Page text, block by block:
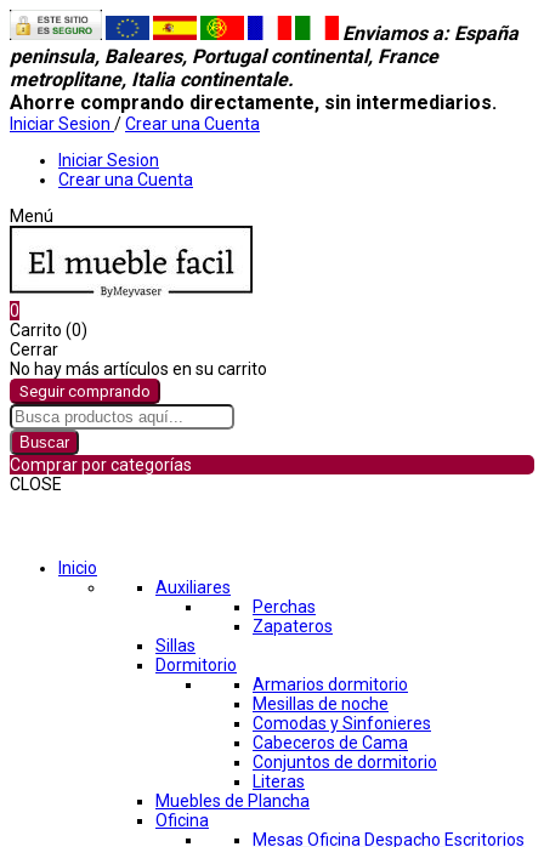
Enviamos a: España
peninsula, Baleares, Portugal continental, France
metroplitane, Italia continentale.
Ahorre comprando directamente, sin intermediarios.
Iniciar Sesion /Crear una Cuenta
Iniciar Sesion
Crear una Cuenta
Menú
0
Carrito (0)
Cerrar
No hay más artículos en su carrito
Seguir comprando
Buscar
Comprar por categorías
CLOSE
Inicio
Auxiliares
Perchas
Zapateros
Sillas
Dormitorio
Armarios dormitorio
Mesillas de noche
Comodas y Sinfonieres
Cabeceros de Cama
Conjuntos de dormitorio
Literas
Muebles de Plancha
Oficina
Mesas Oficina Despacho Escritorios